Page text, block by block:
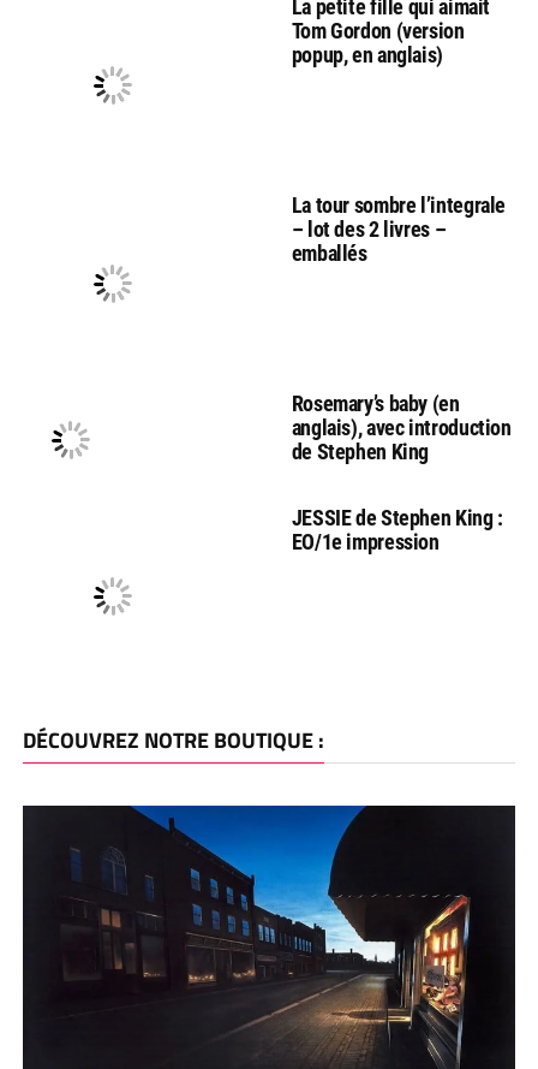
La petite fille qui aimait
Tom Gordon (version
popup, en anglais)
La tour sombre l’integrale
– lot des 2 livres –
emballés
Rosemary’s baby (en
anglais), avec introduction
de Stephen King
JESSIE de Stephen King :
EO/1e impression
DÉCOUVREZ NOTRE BOUTIQUE :